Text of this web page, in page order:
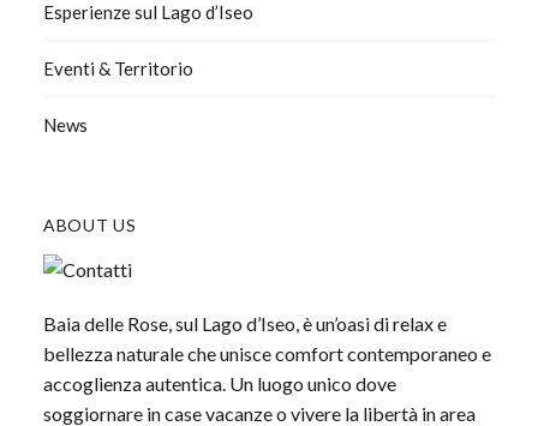
Esperienze sul Lago d’Iseo
Eventi & Territorio
News
ABOUT US
Baia delle Rose, sul Lago d’Iseo, è un’oasi di relax e
bellezza naturale che unisce comfort contemporaneo e
accoglienza autentica. Un luogo unico dove
soggiornare in case vacanze o vivere la libertà in area